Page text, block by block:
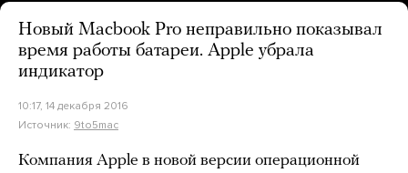
Новый Macbook Pro неправильно показывал
время работы батареи. Apple убрала
индикатор
10:17, 14 декабря 2016
Источник: 9to5mac
Компания Apple в новой версии операционной